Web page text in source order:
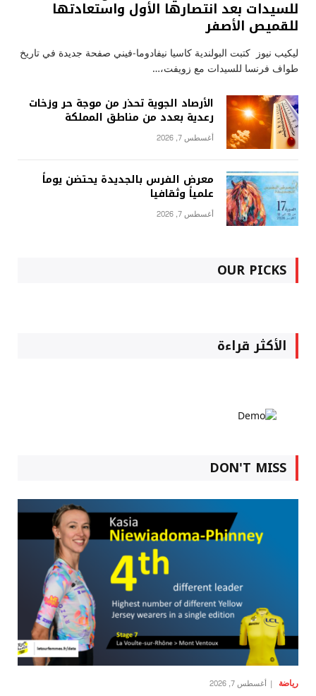
للسيدات بعد انتصارها الأول واستعادتها
للقميص الأصفر
ليكيب نيوز كتبت البولندية كاسيا نيفادوما-فيني صفحة جديدة في تاريخ
طواف فرنسا للسيدات مع زويفت،…
الأرصاد الجوية تحذر من موجة حر وزخات
رعدية بعدد من مناطق المملكة
أغسطس 7, 2026
معرض الفرس بالجديدة يحتضن يوماً
علمياً وثقافيا
أغسطس 7, 2026
OUR PICKS
الأكثر قراءة
DON'T MISS
رياضة أغسطس 7, 2026